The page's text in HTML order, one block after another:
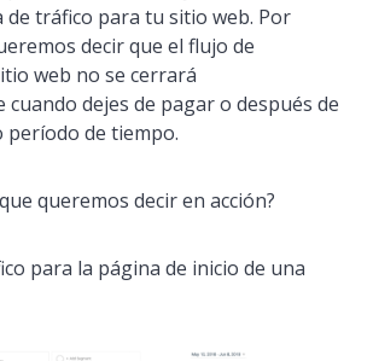
tráfico para tu sitio web. Por
decir que el flujo de
web no se cerrará
dejes de pagar o después de
perí­odo de tiempo.
queremos decir en acción?
para la página de inicio de una